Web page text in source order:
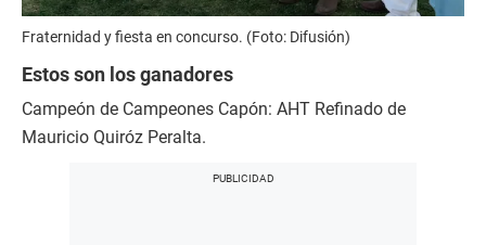
Fraternidad y fiesta en concurso. (Foto: Difusión)
Estos son los ganadores
Campeón de Campeones Capón: AHT Refinado de
Mauricio Quiróz Peralta.